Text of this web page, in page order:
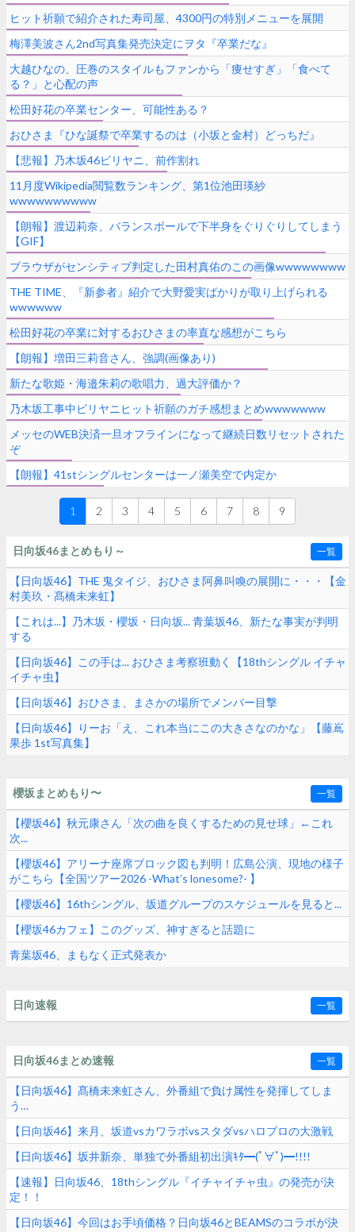
ヒット祈願で紹介された寿司屋、4300円の特別メニューを展開
梅澤美波さん2nd写真集発売決定にヲタ『卒業だな』
大越ひなの、圧巻のスタイルもファンから「痩せすぎ」「食べて
る？」と心配の声
松田好花の卒業センター、可能性ある？
おひさま『ひな誕祭で卒業するのは（小坂と金村）どっちだ』
【悲報】乃木坂46ビリヤニ、前作割れ
11月度Wikipedia閲覧数ランキング、第1位池田瑛紗
wwwwwwwwww
【朗報】渡辺莉奈、バランスボールで下半身をぐりぐりしてしまう
【GIF】
ブラウザがセンシティブ判定した田村真佑のこの画像wwwwwwww
THE TIME、『新参者』紹介で大野愛実ばかりが取り上げられる
wwwwww
松田好花の卒業に対するおひさまの率直な感想がこちら
【朗報】増田三莉音さん、強調(画像あり)
新たな歌姫・海邉朱莉の歌唱力、過大評価か？
乃木坂工事中ビリヤニヒット祈願のガチ感想まとめwwwwwww
メッセのWEB決済一旦オフラインになって継続日数リセットされた
ぞ
【朗報】41stシングルセンターは一ノ瀬美空で内定か
1 2 3 4 5 6 7 8 9
日向坂46まとめもり～ 一覧
【日向坂46】THE 鬼タイジ、おひさま阿鼻叫喚の展開に・・・【金
村美玖・髙橋未来虹】
【これは...】乃木坂・櫻坂・日向坂... 青葉坂46、新たな事実が判明
する
【日向坂46】この手は... おひさま考察班動く【18thシングル イチャ
イチャ虫】
【日向坂46】おひさま、まさかの場所でメンバー目撃
【日向坂46】りーお「え、これ本当にこの大きさなのかな」【藤嶌
果歩 1st写真集】
櫻坂まとめもり〜 一覧
【櫻坂46】秋元康さん「次の曲を良くするための見せ球」←これ
次...
【櫻坂46】アリーナ座席ブロック図も判明！広島公演、現地の様子
がこちら【全国ツアー2026 -What’s lonesome?- 】
【櫻坂46】16thシングル、坂道グループのスケジュールを見ると...
【櫻坂46カフェ】このグッズ、神すぎると話題に
青葉坂46、まもなく正式発表か
日向速報 一覧
日向坂46まとめ速報 一覧
【日向坂46】髙橋未来虹さん、外番組で負け属性を発揮してしま
う…
【日向坂46】来月、坂道vsカワラボvsスタダvsハロプロの大激戦
【日向坂46】坂井新奈、単独で外番組初出演ｷﾀ━(ﾟ∀ﾟ)━!!!!
【速報】日向坂46、18thシングル『イチャイチャ虫』の発売が決
定！！
【日向坂46】今回はお手頃価格？日向坂46とBEAMSのコラボが決